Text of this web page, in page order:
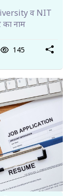
व NIT
नाम
145